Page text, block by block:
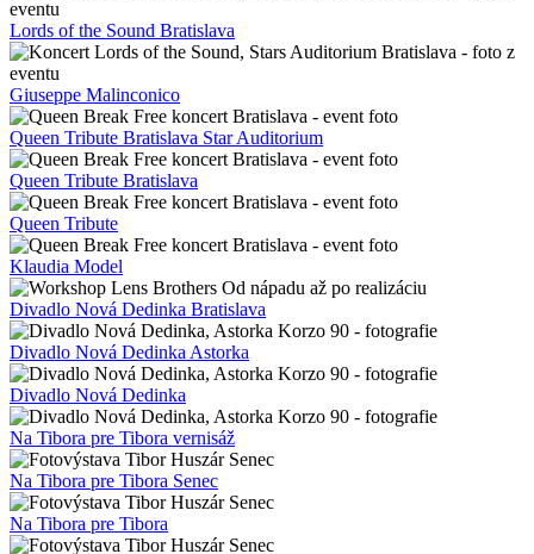
Lords of the Sound Bratislava
Giuseppe Malinconico
Queen Tribute Bratislava Star Auditorium
Queen Tribute Bratislava
Queen Tribute
Klaudia Model
Divadlo Nová Dedinka Bratislava
Divadlo Nová Dedinka Astorka
Divadlo Nová Dedinka
Na Tibora pre Tibora vernisáž
Na Tibora pre Tibora Senec
Na Tibora pre Tibora